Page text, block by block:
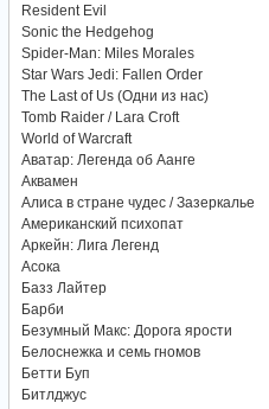
Resident Evil
Sonic the Hedgehog
Spider-Man: Miles Morales
Star Wars Jedi: Fallen Order
The Last of Us (Одни из нас)
Tomb Raider / Lara Croft
World of Warcraft
Аватар: Легенда об Аанге
Аквамен
Алиса в стране чудес / Зазеркалье
Американский психопат
Аркейн: Лига Легенд
Асока
Базз Лайтер
Барби
Безумный Макс: Дорога ярости
Белоснежка и семь гномов
Бетти Буп
Битлджус